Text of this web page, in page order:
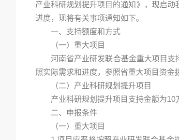
产业科研规划提升项目的通知》，现启
进度，现将有关事项通知如下。
一、支持额度和方式
（一）重大项目
河南省产业研发联合基金重大项目
照实际需求和进度，参照省重大项目资金
（二）产业科研规划提升项目
产业科研规划提升项目支持金额为10
二、申报条件
（一）重大项目